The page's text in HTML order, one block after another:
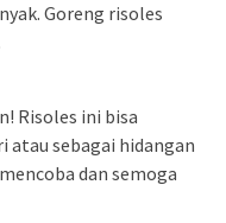
Goreng risoles
Risoles ini bisa
atau sebagai hidangan
dan semoga